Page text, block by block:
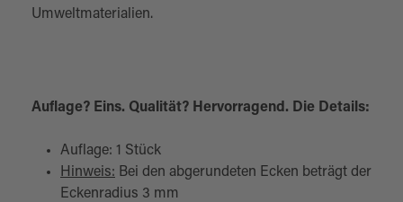
Umweltmaterialien.
Auflage? Eins. Qualität? Hervorragend. Die Details:
Auflage: 1 Stück
Hinweis: Bei den abgerundeten Ecken beträgt der
Eckenradius 3 mm